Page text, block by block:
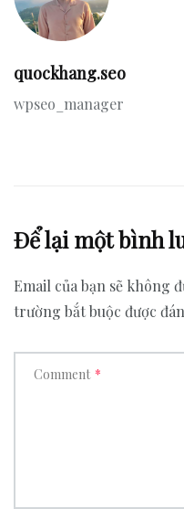
quockhang.seo
wpseo_manager
Để lại một bình
Email của bạn sẽ không
trường bắt buộc được
Comment *